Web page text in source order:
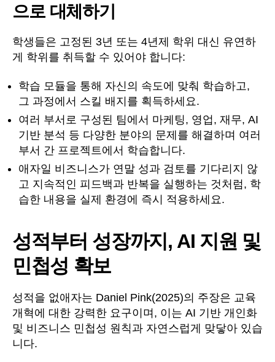
으로 대체하기
학생들은 고정된 3년 또는 4년제 학위 대신 유연하
게 학위를 취득할 수 있어야 합니다:
학습 모듈을 통해 자신의 속도에 맞춰 학습하고,
그 과정에서 스킬 배지를 획득하세요.
여러 부서로 구성된 팀에서 마케팅, 영업, 재무, AI
기반 분석 등 다양한 분야의 문제를 해결하며 여러
부서 간 프로젝트에서 학습합니다.
애자일 비즈니스가 연말 성과 검토를 기다리지 않
고 지속적인 피드백과 반복을 실행하는 것처럼, 학
습한 내용을 실제 환경에 즉시 적용하세요.
성적부터 성장까지, AI 지원 및
민첩성 확보
성적을 없애자는 Daniel Pink(2025)의 주장은 교육
개혁에 대한 강력한 요구이며, 이는 AI 기반 개인화
및 비즈니스 민첩성 원칙과 자연스럽게 맞닿아 있습
니다.